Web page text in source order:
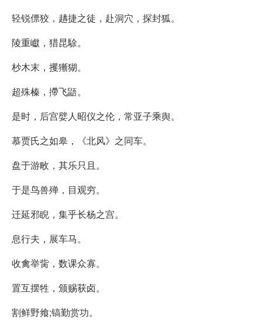
轻锐僄狡，趫捷之徒，赴洞穴，探封狐。
陵重巘，猎昆駼。
杪木末，攫獑猢。
超殊榛，摕飞鼯。
是时，后宫嬖人昭仪之伦，常亚子乘舆。
慕贾氏之如皋，《北风》之同车。
盘于游畋，其乐只且。
于是鸟兽殚，目观穷。
迁延邪睨，集乎长杨之宫。
息行夫，展车马。
收禽举胔，数课众寡。
置互摆牲，颁赐获卤。
割鲜野飨;镐勤赏功。